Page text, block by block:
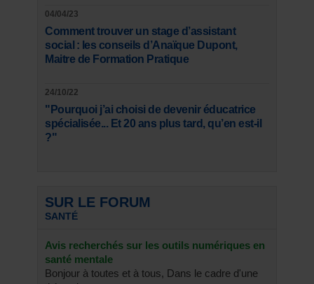
04/04/23
Comment trouver un stage d’assistant
social : les conseils d’Anaïque Dupont,
Maitre de Formation Pratique
24/10/22
"Pourquoi j’ai choisi de devenir éducatrice
spécialisée... Et 20 ans plus tard, qu’en est-il
?"
SUR LE FORUM
SANTÉ
Avis recherchés sur les outils numériques en
santé mentale
Bonjour à toutes et à tous, Dans le cadre d'une